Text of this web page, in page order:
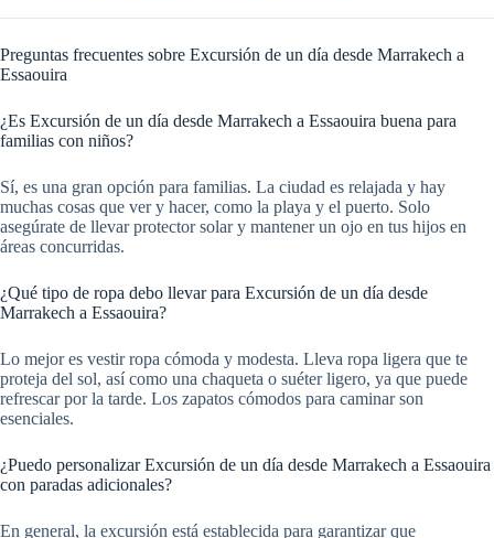
Preguntas frecuentes sobre Excursión de un día desde Marrakech a
Essaouira
¿Es Excursión de un día desde Marrakech a Essaouira buena para
familias con niños?
Sí, es una gran opción para familias. La ciudad es relajada y hay
muchas cosas que ver y hacer, como la playa y el puerto. Solo
asegúrate de llevar protector solar y mantener un ojo en tus hijos en
áreas concurridas.
¿Qué tipo de ropa debo llevar para Excursión de un día desde
Marrakech a Essaouira?
Lo mejor es vestir ropa cómoda y modesta. Lleva ropa ligera que te
proteja del sol, así como una chaqueta o suéter ligero, ya que puede
refrescar por la tarde. Los zapatos cómodos para caminar son
esenciales.
¿Puedo personalizar Excursión de un día desde Marrakech a Essaouira
con paradas adicionales?
En general, la excursión está establecida para garantizar que